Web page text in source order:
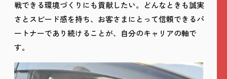
戦できる環境づくりにも貢献したい。どんなときも誠実
さとスピード感を持ち、お客さまにとって信頼できるパ
ートナーであり続けることが、自分のキャリアの軸で
す。